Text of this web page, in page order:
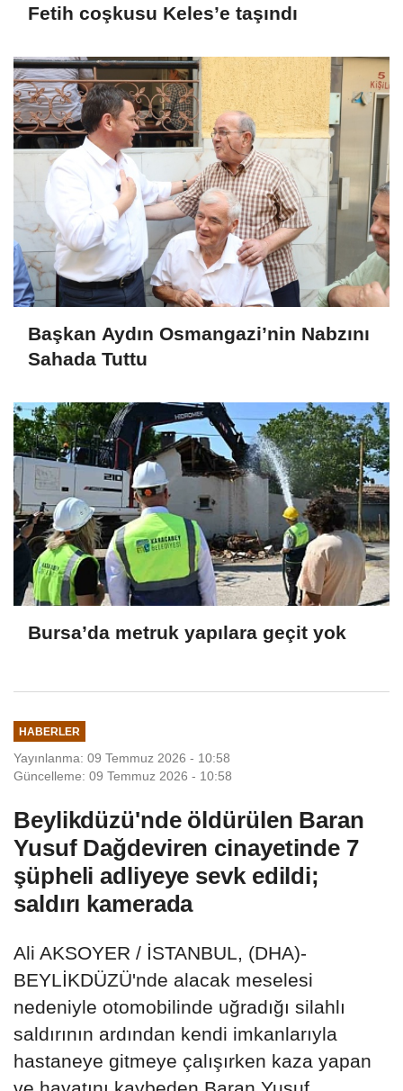
Fetih coşkusu Keles’e taşındı
Başkan Aydın Osmangazi’nin Nabzını
Sahada Tuttu
Bursa’da metruk yapılara geçit yok
HABERLER
Yayınlanma: 09 Temmuz 2026 - 10:58
Güncelleme: 09 Temmuz 2026 - 10:58
Beylikdüzü'nde öldürülen Baran
Yusuf Dağdeviren cinayetinde 7
şüpheli adliyeye sevk edildi;
saldırı kamerada
Ali AKSOYER / İSTANBUL, (DHA)-
BEYLİKDÜZÜ'nde alacak meselesi
nedeniyle otomobilinde uğradığı silahlı
saldırının ardından kendi imkanlarıyla
hastaneye gitmeye çalışırken kaza yapan